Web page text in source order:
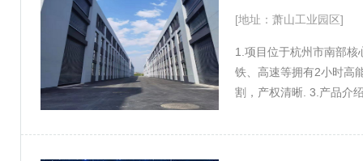
[地址：萧山工业园区]
1.项目位于杭州市南部
铁、高速等拥有2小时高
割，产权清晰. 3.产品介
米。 4.配套：生活配套